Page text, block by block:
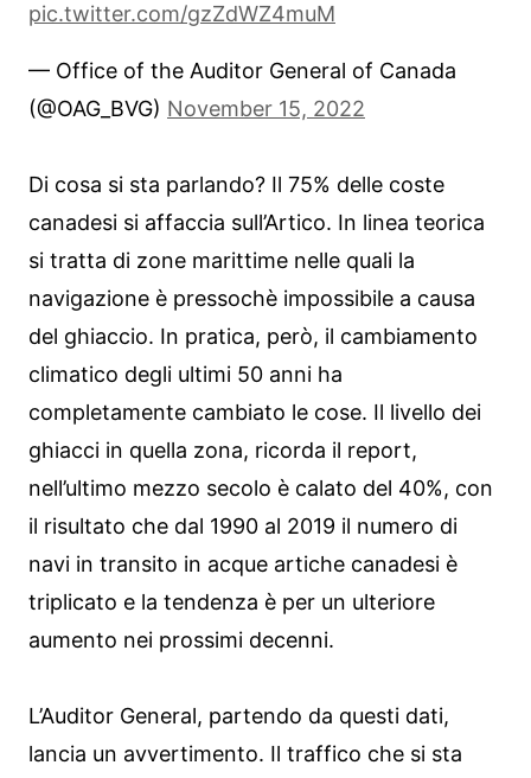
pic.twitter.com/gzZdWZ4muM
— Office of the Auditor General of Canada
(@OAG_BVG) November 15, 2022
Di cosa si sta parlando? Il 75% delle coste
canadesi si affaccia sull’Artico. In linea teorica
si tratta di zone marittime nelle quali la
navigazione è pressochè impossibile a causa
del ghiaccio. In pratica, però, il cambiamento
climatico degli ultimi 50 anni ha
completamente cambiato le cose. Il livello dei
ghiacci in quella zona, ricorda il report,
nell’ultimo mezzo secolo è calato del 40%, con
il risultato che dal 1990 al 2019 il numero di
navi in transito in acque artiche canadesi è
triplicato e la tendenza è per un ulteriore
aumento nei prossimi decenni.
L’Auditor General, partendo da questi dati,
lancia un avvertimento. Il traffico che si sta